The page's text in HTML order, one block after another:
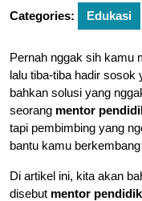
Categories: Edukasi
Pernah nggak sih kamu
lalu tiba-tiba hadir sosok
bahkan solusi yang
seorang mentor
tapi pembimbing yang
bantu kamu
Di artikel ini, kita akan
disebut mentor